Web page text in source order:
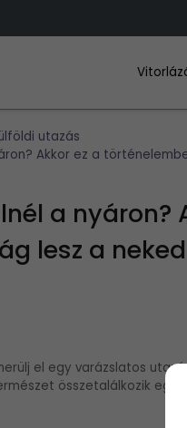
utazás
Akkor ez a
a nyáron?
lesz a
el egy varázslatos
összetalálkozik egy